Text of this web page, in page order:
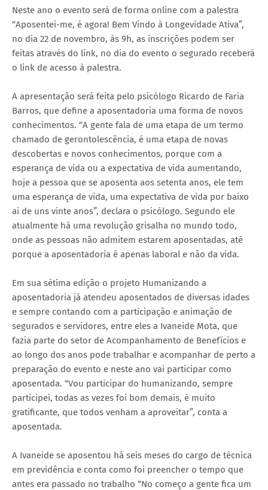
Neste ano o evento será de forma online com a palestra
“Aposentei-me, é agora! Bem Vindo à Longevidade Ativa”,
no dia 22 de novembro, às 9h, as inscrições podem ser
feitas através do link, no dia do evento o segurado receberá
o link de acesso à palestra.
A apresentação será feita pelo psicólogo Ricardo de Faria
Barros, que define a aposentadoria uma forma de novos
conhecimentos. “A gente fala de uma etapa de um termo
chamado de gerontolescência, é uma etapa de novas
descobertas e novos conhecimentos, porque com a
esperança de vida ou a expectativa de vida aumentando,
hoje a pessoa que se aposenta aos setenta anos, ele tem
uma esperança de vida, uma expectativa de vida por baixo
ai de uns vinte anos”, declara o psicólogo. Segundo ele
atualmente há uma revolução grisalha no mundo todo,
onde as pessoas não admitem estarem aposentadas, até
porque a aposentadoria é apenas laboral e não da vida.
Em sua sétima edição o projeto Humanizando a
aposentadoria já atendeu aposentados de diversas idades
e sempre contando com a participação e animação de
segurados e servidores, entre eles a Ivaneide Mota, que
fazia parte do setor de Acompanhamento de Benefícios e
ao longo dos anos pode trabalhar e acompanhar de perto a
preparação do evento e neste ano vai participar como
aposentada. “Vou participar do humanizando, sempre
participei, todas as vezes foi bom demais, é muito
gratificante, que todos venham a aproveitar”, conta a
aposentada.
A Ivaneide se aposentou há seis meses do cargo de técnica
em previdência e conta como foi preencher o tempo que
antes era passado no trabalho “No começo a gente fica um